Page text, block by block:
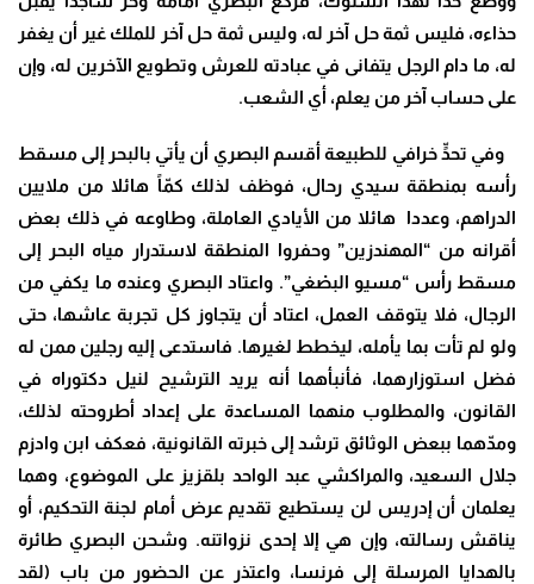
حذاءه، فليس ثمة حل آخر له، وليس ثمة حل آخر للملك غير أن يغفر
له، ما دام الرجل يتفانى في عبادته للعرش وتطويع الآخرين له، وإن
على حساب آخر من يعلم، أي الشعب.
وفي تحدٍّ خرافي للطبيعة أقسم البصري أن يأتي بالبحر إلى مسقط
رأسه بمنطقة سيدي رحال، فوظف لذلك كمّاً هائلا من ملايين
الدراهم، وعددا هائلا من الأيادي العاملة، وطاوعه في ذلك بعض
أقرانه من “المهندزين” وحفروا المنطقة لاستدرار مياه البحر إلى
مسقط رأس “مسيو البصْغي”. واعتاد البصري وعنده ما يكفي من
الرجال، فلا يتوقف العمل، اعتاد أن يتجاوز كل تجربة عاشها، حتى
ولو لم تأت بما يأمله، ليخطط لغيرها. فاستدعى إليه رجلين ممن له
فضل استوزارهما، فأنبأهما أنه يريد الترشيح لنيل دكتوراه في
القانون، والمطلوب منهما المساعدة على إعداد أطروحته لذلك،
ومدّهما ببعض الوثائق ترشد إلى خبرته القانونية، فعكف ابن وادزم
جلال السعيد، والمراكشي عبد الواحد بلقزيز على الموضوع، وهما
يعلمان أن إدريس لن يستطيع تقديم عرض أمام لجنة التحكيم، أو
يناقش رسالته، وإن هي إلا إحدى نزواتنه. وشحن البصري طائرة
بالهدايا المرسلة إلى فرنسا، واعتذر عن الحضور من باب (لقد